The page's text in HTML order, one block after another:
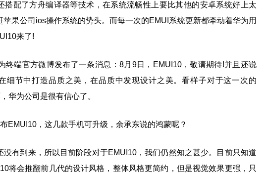
搭配了方舟编译器等技术，在系统流畅性上要比其他的安卓系统好上太
苹果公司ios操作系统的势头。而每一次的EMUI系统更新都牵动着华为用
来了!
终端官方微博发布了一条消息：8月9日，EMUI10，敬请期待!并且还说
细节中打造品质之美，在品质中发现设计之美。看样子对于这一次的
华为公司是很有信心了。
没有到来，所以目前阶段对于EMUI10，我们仍然知之甚少。目前只知道
将会推翻前几代的设计风格，整体风格更简约，但是视觉效果更强，只